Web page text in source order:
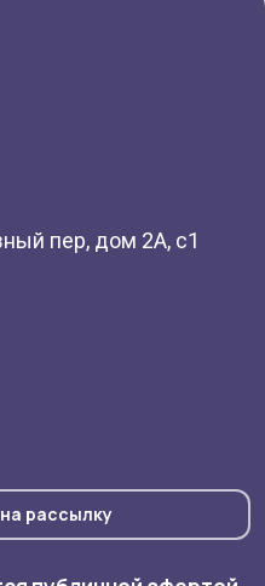
пер, дом 2А, с1
рассылку